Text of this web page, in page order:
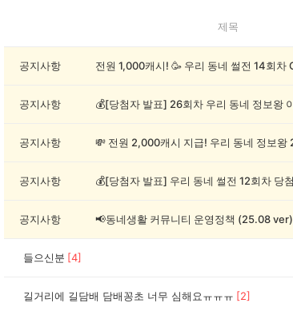
읍
제목
공지사항
공지사항
공지사항
공지사항
공지사항 📢동네생활 커뮤니티 운영정책 (25.08 ver)
들으신분 [4]
길거리에 길담배 담배꽁초 너무 심해요ㅠㅠㅠ [2]